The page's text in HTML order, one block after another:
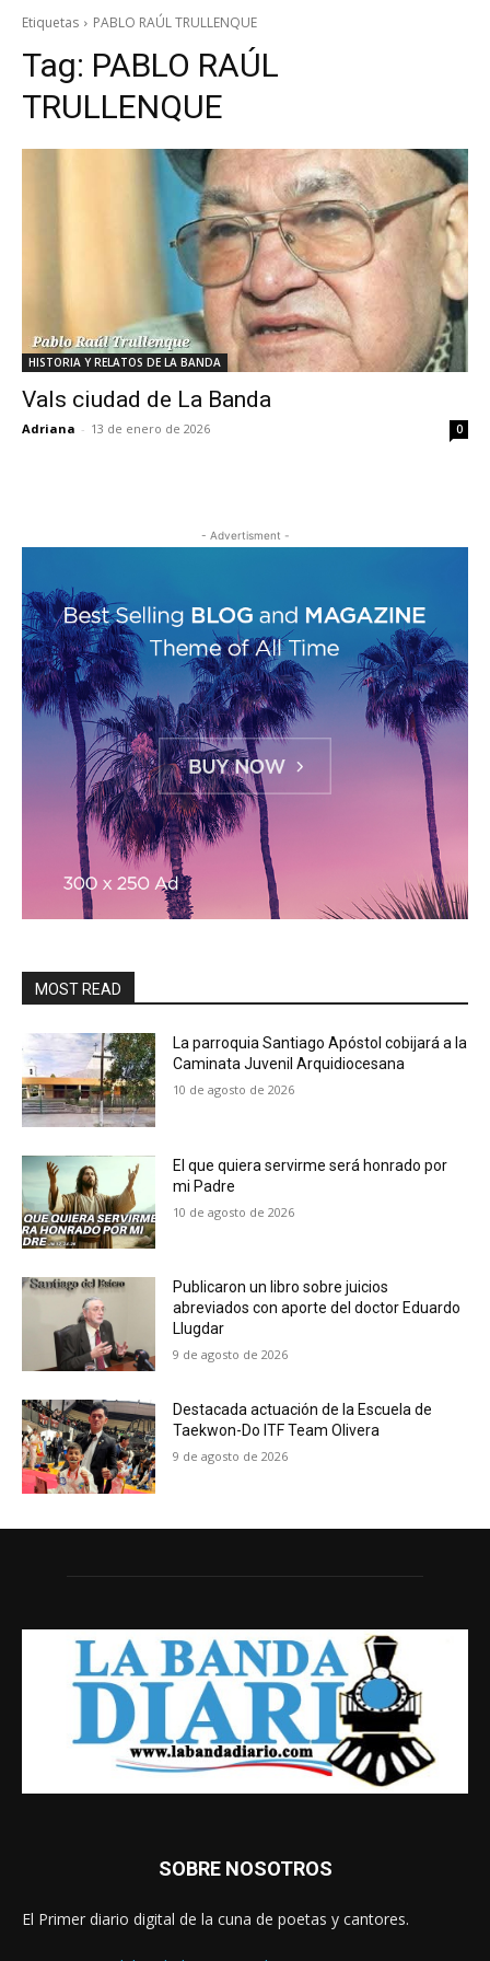
Etiquetas PABLO RAÚL TRULLENQUE
Tag: PABLO RAÚL
TRULLENQUE
HISTORIA Y RELATOS DE LA BANDA
Vals ciudad de La Banda
Adriana - 13 de enero de 2026 0
- Advertisment -
MOST READ
La parroquia Santiago Apóstol cobijará a la
Caminata Juvenil Arquidiocesana
10 de agosto de 2026
El que quiera servirme será honrado por
mi Padre
10 de agosto de 2026
Publicaron un libro sobre juicios
abreviados con aporte del doctor Eduardo
Llugdar
9 de agosto de 2026
Destacada actuación de la Escuela de
Taekwon-Do ITF Team Olivera
9 de agosto de 2026
SOBRE NOSOTROS
El Primer diario digital de la cuna de poetas y cantores.